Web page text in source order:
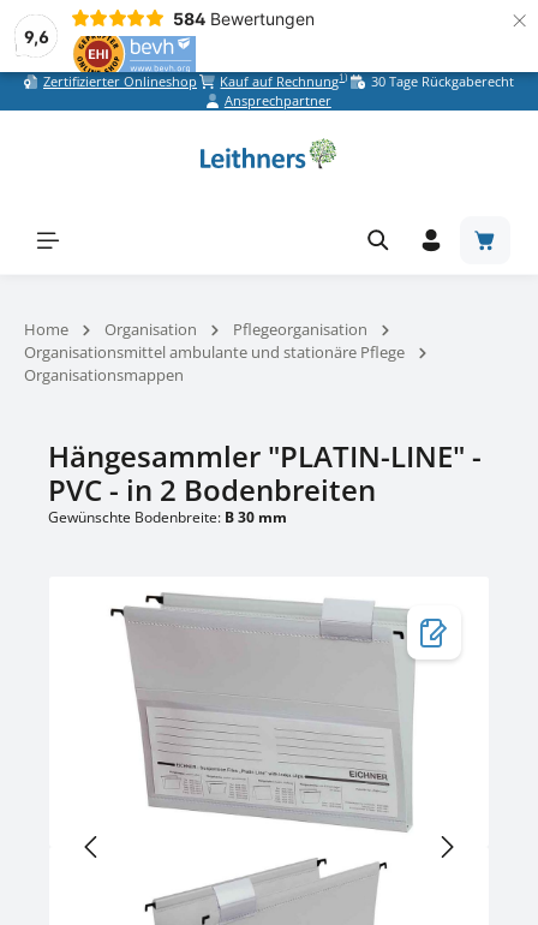
9,6
584 Bewertungen ×
Zum Hauptinhalt springen
Zertifizierter Onlineshop Kauf auf Rechnung1)
30 Tage Rückgaberecht
Ansprechpartner
Home Organisation
Pflegeorganisation
Organisationsmittel ambulante und stationäre Pflege
Organisationsmappen
Hängesammler "PLATIN-LINE" -
PVC - in 2 Bodenbreiten
Gewünschte Bodenbreite: B 30 mm
Bildergalerie überspringen